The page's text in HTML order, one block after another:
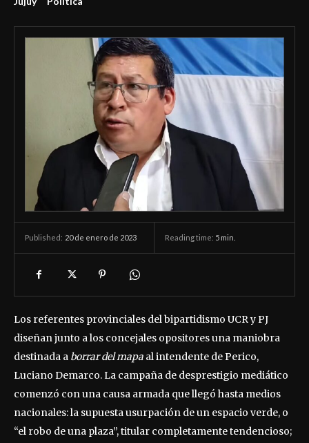
Published: 20 de enero de 2023 Reading time: 5 min.
Los referentes provinciales del bipartidismo UCR y PJ
diseñan junto a los concejales opositores una maniobra
destinada a borrar del mapa al intendente de Perico,
Luciano Demarco. La campaña de desprestigio mediático
comenzó con una causa armada que llegó hasta medios
nacionales: la supuesta usurpación de un espacio verde, o
“el robo de una plaza”, titular completamente tendencioso;